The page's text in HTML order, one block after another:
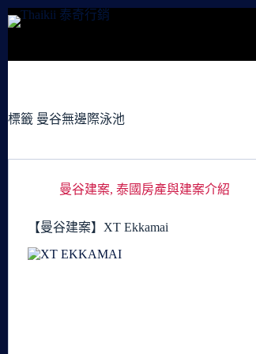
跳
容
標籤 曼谷無邊際泳池
曼谷建案, 泰國房產與建案介紹
【曼谷建案】XT Ekkamai